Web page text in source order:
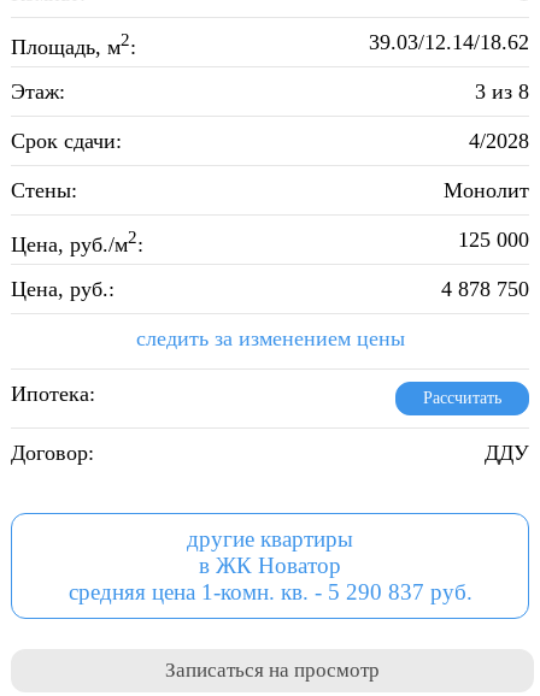
Площадь, м2: 39.03/12.14/18.62
Этаж: 3 из 8
Срок сдачи: 4/2028
Стены: Монолит
Цена, руб./м2: 125 000
Цена, руб.: 4 878 750
следить за изменением цены
Ипотека: Рассчитать
Договор: ДДУ
другие квартиры
в ЖК Новатор
средняя цена 1-комн. кв. - 5 290 837 руб.
Записаться на просмотр